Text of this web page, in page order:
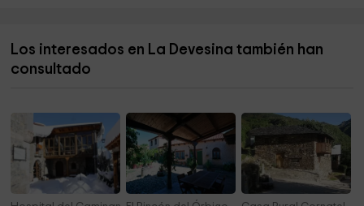
Iglesia de Santa Colomba 6,2 km
Los interesados en La Devesina también han
consultado